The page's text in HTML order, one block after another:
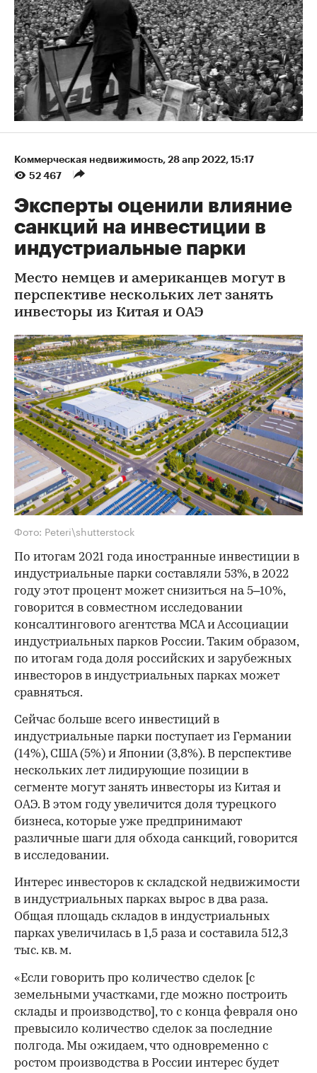
Коммерческая недвижимость⁠, 28 апр 2022, 15:17
52 467
Эксперты оценили влияние
санкций на инвестиции в
индустриальные парки
Место немцев и американцев могут в
перспективе нескольких лет занять
инвесторы из Китая и ОАЭ
Фото: Peteri\shutterstock
По итогам 2021 года иностранные инвестиции в
индустриальные парки составляли 53%, в 2022
году этот процент может снизиться на 5–10%,
говорится в совместном исследовании
консалтингового агентства MCA и Ассоциации
индустриальных парков России. Таким образом,
по итогам года доля российских и зарубежных
инвесторов в индустриальных парках может
сравняться.
Сейчас больше всего инвестиций в
индустриальные парки поступает из Германии
(14%), США (5%) и Японии (3,8%). В перспективе
нескольких лет лидирующие позиции в
сегменте могут занять инвесторы из Китая и
ОАЭ. В этом году увеличится доля турецкого
бизнеса, которые уже предпринимают
различные шаги для обхода санкций, говорится
в исследовании.
Интерес инвесторов к складской недвижимости
в индустриальных парках вырос в два раза.
Общая площадь складов в индустриальных
парках увеличилась в 1,5 раза и составила 512,3
тыс. кв. м.
«Если говорить про количество сделок [с
земельными участками, где можно построить
склады и производство], то с конца февраля оно
превысило количество сделок за последние
полгода. Мы ожидаем, что одновременно с
ростом производства в России интерес будет